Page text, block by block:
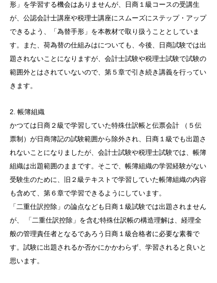
形」を学習する機会はありませんが、日商１級コースの受講生
が、公認会計士講座や税理士講座にスムーズにステップ・アップ
できるよう、「為替手形」を本教材で取り扱うこととしていま
す。また、荷為替の仕組みはについても、今後、日商試験では出
題されないことになりますが、会計士試験や税理士試験で試験の
範囲外とはされていないので、第５章で引き続き講義を行ってい
きます。
2. 帳簿組織
かつては日商２級で学習していた特殊仕訳帳と伝票会計 （５伝
票制）が日商簿記の試験範囲から除外され、日商１級でも出題さ
れないことになりましたが、会計士試験や税理士試験では、帳簿
組織は出題範囲のままです。そこで、帳簿組織の学習経験がない
受験生のために、旧２級テキストで学習していた帳簿組織の内容
も含めて、第６章で学習できるようにしています。
「二重仕訳控除」の論点なども日商１級試験では出題されません
が、 「二重仕訳控除」を含む特殊仕訳帳の構造理解は、経理全
般の管理責任者となるであろう日商１級合格者に必要な素養で
す。試験に出題されるか否かにかかわらず、学習されると良いと
思います。